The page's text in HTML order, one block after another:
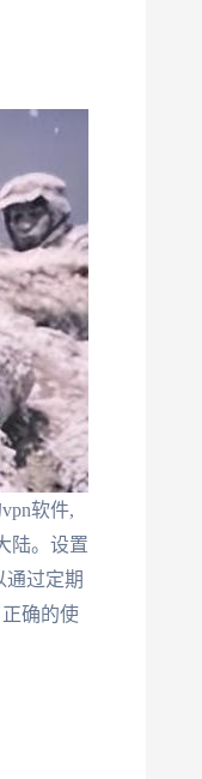
软件,
陆。设置
通过定期
确的使